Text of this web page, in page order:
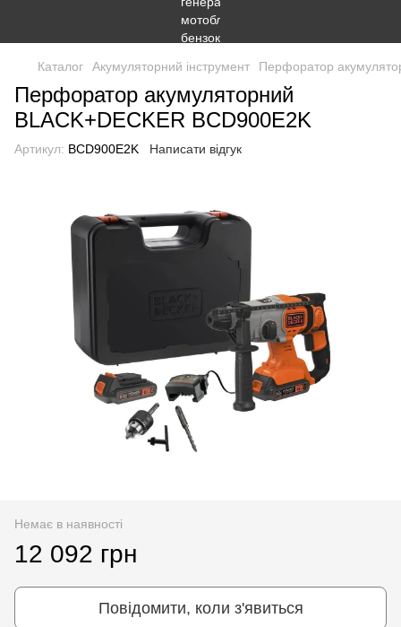
Каталог Акумуляторний інструмент Перфоратор
Перфоратор акумуляторний
BLACK+DECKER BCD900E2K
Артикул: BCD900E2K Написати відгук
Немає в наявності
12 092 грн
Повідомити, коли з'явиться